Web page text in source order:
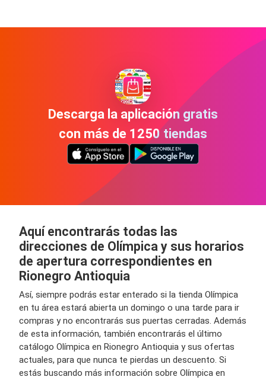
Descarga la aplicación gratis
con más de 1250 tiendas
Aquí encontrarás todas las
direcciones de Olímpica y sus horarios
de apertura correspondientes en
Rionegro Antioquia
Así, siempre podrás estar enterado si la tienda Olímpica
en tu área estará abierta un domingo o una tarde para ir
compras y no encontrarás sus puertas cerradas. Además
de esta información, también encontrarás el último
catálogo Olímpica en Rionegro Antioquia y sus ofertas
actuales, para que nunca te pierdas un descuento. Si
estás buscando más información sobre Olímpica en